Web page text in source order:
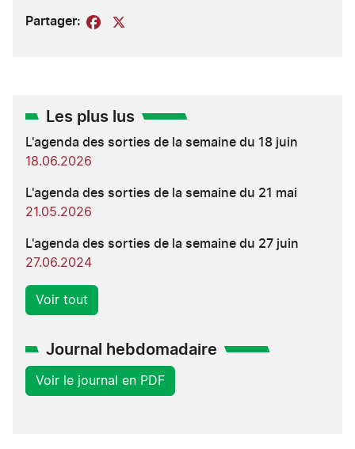
Partager: Facebook
Les plus lus
L'agenda des sorties de la semaine du 18 juin
18.06.2026
L'agenda des sorties de la semaine du 21 mai
21.05.2026
L'agenda des sorties de la semaine du 27 juin
27.06.2024
Voir tout
Journal hebdomadaire
Voir le journal en PDF